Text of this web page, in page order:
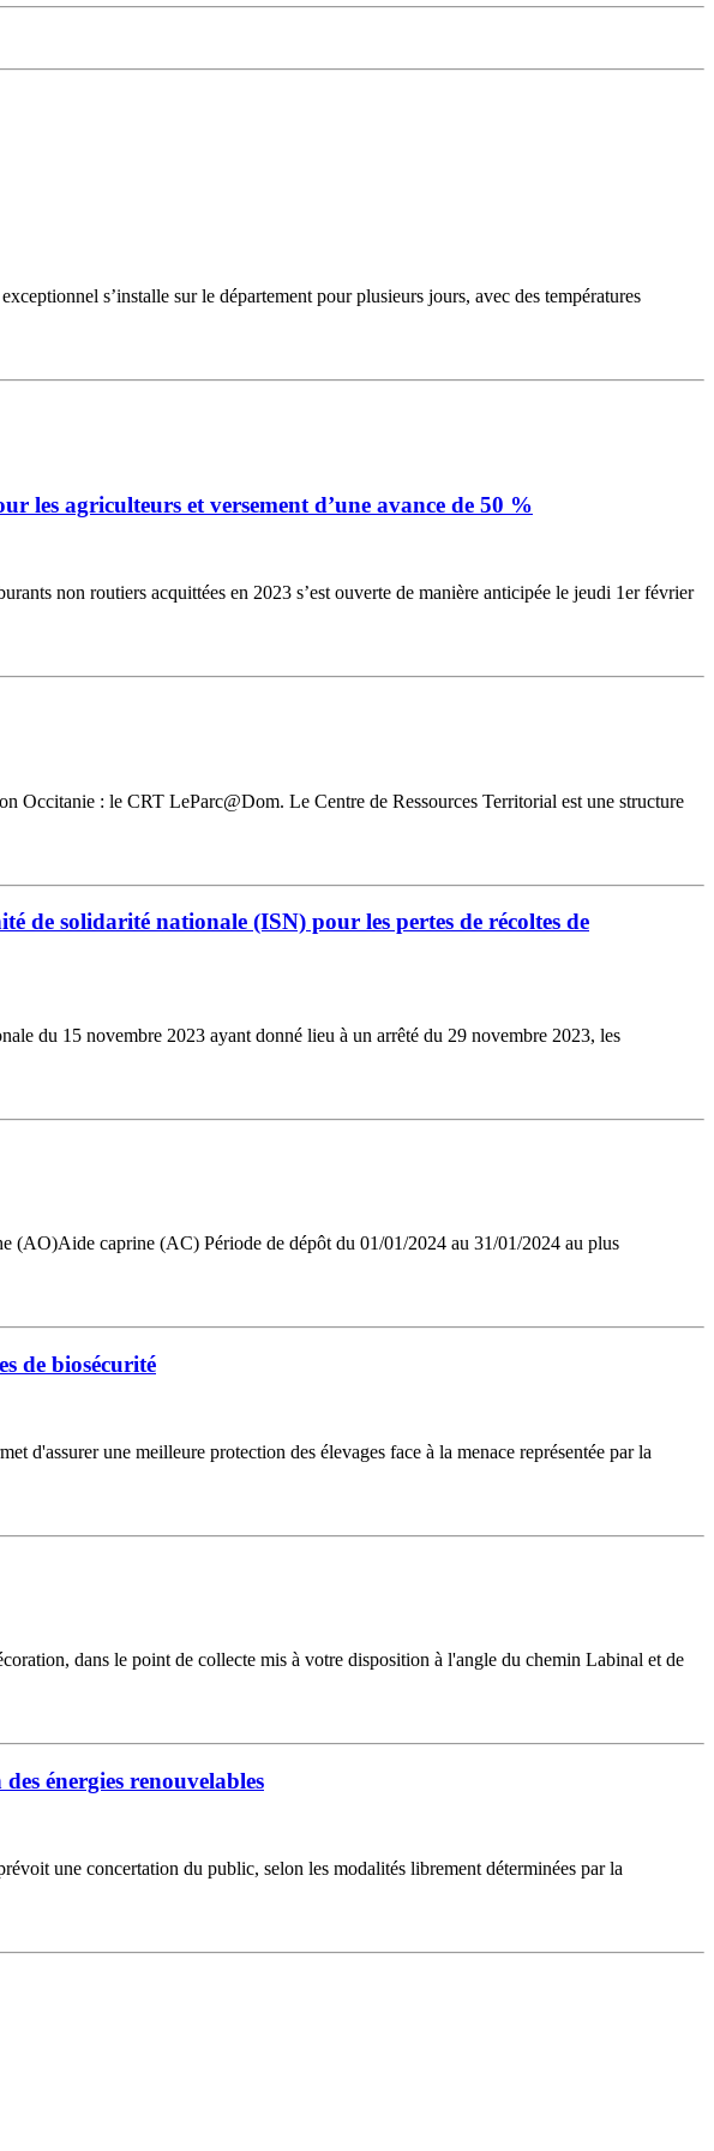
s’installe sur le département pour plusieurs jours, avec des températures
les agriculteurs et versement d’une avance de 50 %
non routiers acquittées en 2023 s’est ouverte de manière anticipée le jeudi 1er février
Occitanie : le CRT LeParc@Dom. Le Centre de Ressources Territorial est une structure
de solidarité nationale (ISN) pour les pertes de récoltes de
du 15 novembre 2023 ayant donné lieu à un arrêté du 29 novembre 2023, les
(AO)Aide caprine (AC) Période de dépôt du 01/01/2024 au 31/01/2024 au plus
de biosécurité
d'assurer une meilleure protection des élevages face à la menace représentée par la
dans le point de collecte mis à votre disposition à l'angle du chemin Labinal et de
énergies renouvelables
une concertation du public, selon les modalités librement déterminées par la